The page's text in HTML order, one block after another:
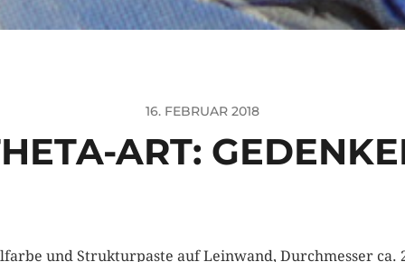
16. FEBRUAR 2018
ART:
und Strukturpaste auf Leinwand, Durchmesser ca.